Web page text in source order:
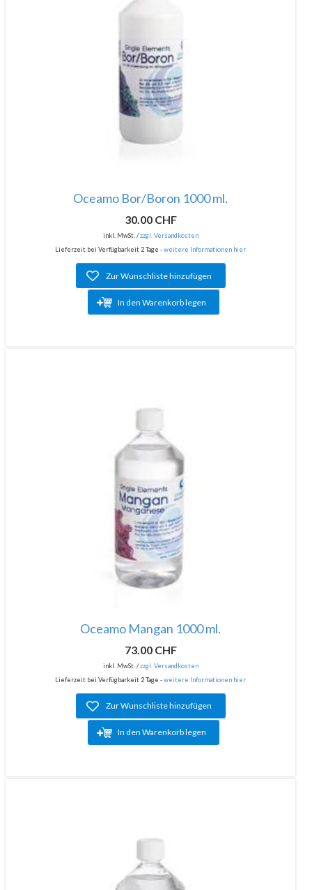
Oceamo Bor/Boron 1000 ml.
30.00 CHF
inkl. MwSt. /zzgl. Versandkosten
Lieferzeit bei Verfügbarkeit 2 Tage -weitere Informationen hier
Zur Wunschliste hinzufügen
In den Warenkorb legen
Oceamo Mangan 1000 ml.
73.00 CHF
inkl. MwSt. /zzgl. Versandkosten
Lieferzeit bei Verfügbarkeit 2 Tage -weitere Informationen hier
Zur Wunschliste hinzufügen
In den Warenkorb legen